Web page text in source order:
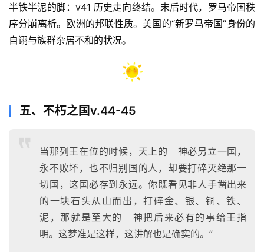
半铁半泥的脚：v41 历史走向终结。末后时代，罗马帝国秩
序分崩离析。欧洲的邦联性质。美国的“新罗马帝国”身份的
自诩与族群杂居不和的状况。
五、不朽之国v.44-45
当那列王在位的时候，天上的 神必另立一国，
永不败坏，也不归别国的人，却要打碎灭绝那一
切国，这国必存到永远。你既看见非人手凿出来
的一块石头从山而出，打碎金、银、铜、铁、
泥，那就是至大的 神把后来必有的事给王指
明。这梦准是这样，这讲解也是确实的。”